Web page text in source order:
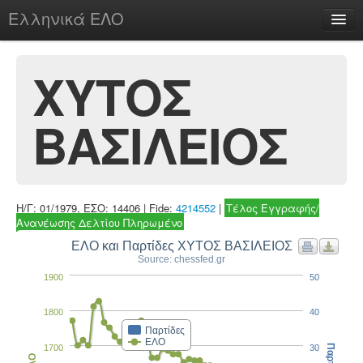
Ελληνικά ΕΛΟ
chesstu.be @ discord
Login
ΧΥΤΟΣ
ΒΑΣΙΛΕΙΟΣ
Η/Γ: 01/1979, ΕΣΟ: 14406 | Fide: 4214552 | Τέλος Εγγραφής/
Ανανέωσης Δελτίου Πληρωμένο
ΕΛΟ και Παρτίδες ΧΥΤΟΣ ΒΑΣΙΛΕΙΟΣ
Source: chessfed.gr
Παρτίδες
ΕΛΟ
1700
1800
1900
30
40
50